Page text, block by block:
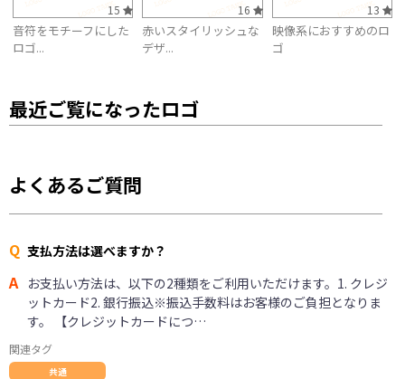
15
音符をモチーフにした
ロゴ...
16
赤いスタイリッシュな
デザ...
13
映像系におすすめのロ
ゴ
最近ご覧になったロゴ
よくあるご質問
Q 支払方法は選べますか？
A お支払い方法は、以下の2種類をご利用いただけます。1. クレジ
ットカード2. 銀行振込※振込手数料はお客様のご負担となりま
す。 【クレジットカードにつ…
関連タグ
共通